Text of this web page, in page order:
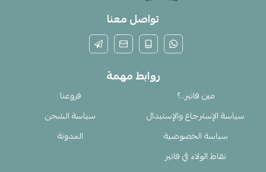
تواصل معنا
روابط مهمة
مين فانير..؟
فروعنا
سياسة الإسترجاع والإستبدال
سياسة الشحن
سياسة الخصوصية
المدونة
نقاط الولاء في فانير